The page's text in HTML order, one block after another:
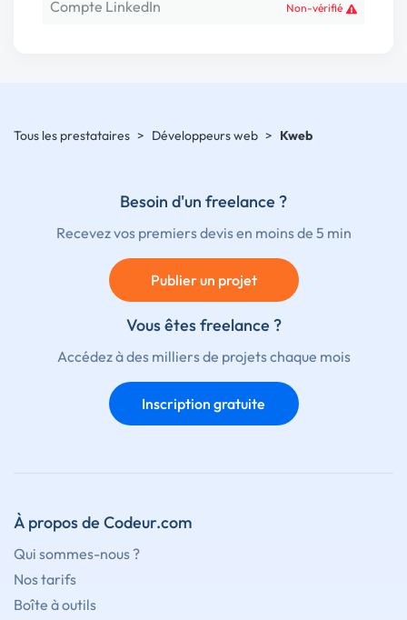
Compte LinkedIn Non-vérifié
Tous les prestataires > Développeurs web > Kweb
Besoin d'un freelance ?
Recevez vos premiers devis en moins de 5 min
Publier un projet
Vous êtes freelance ?
Accédez à des milliers de projets chaque mois
Inscription gratuite
À propos de Codeur.com
Qui sommes-nous ?
Nos tarifs
Boîte à outils